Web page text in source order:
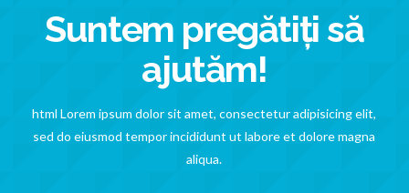
Suntem pregătiți să
ajutăm!
html Lorem ipsum dolor sit amet, consectetur adipisicing elit,
sed do eiusmod tempor incididunt ut labore et dolore magna
aliqua.